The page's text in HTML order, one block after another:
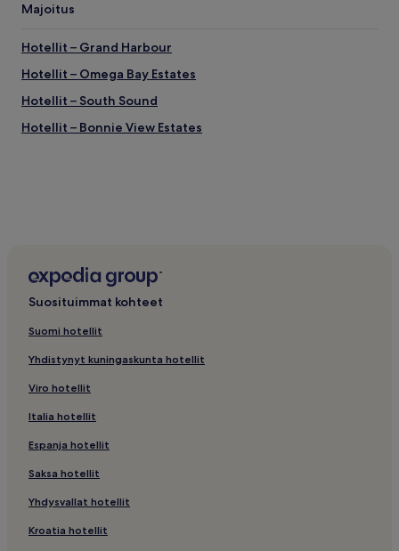
Majoitus
Hotellit – Grand Harbour
Hotellit – Omega Bay Estates
Hotellit – South Sound
Hotellit – Bonnie View Estates
Suosituimmat kohteet
Suomi hotellit
Yhdistynyt kuningaskunta hotellit
Viro hotellit
Italia hotellit
Espanja hotellit
Saksa hotellit
Yhdysvallat hotellit
Kroatia hotellit